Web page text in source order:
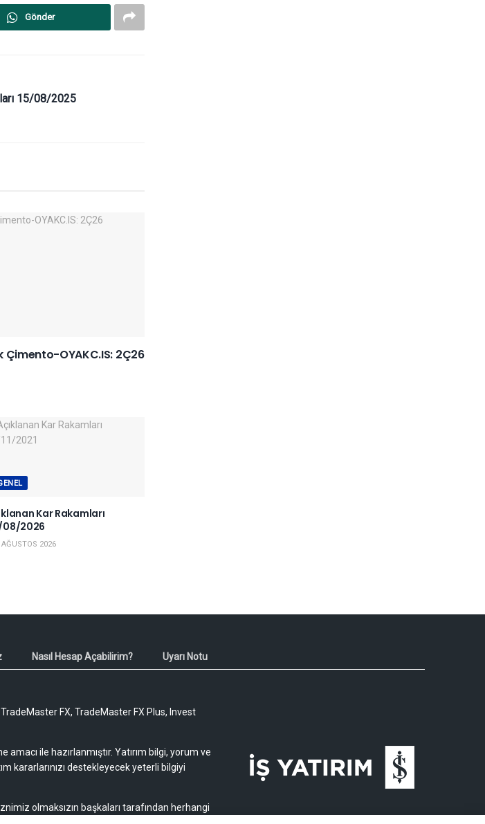
Gönder
15/08/2025
Çimento-OYAKC.IS: 2Ç26
Kar Rakamları
2026
2026
Nasıl Hesap Açabilirim? Uyarı Notu
FX, TradeMaster FX Plus, Invest
ile hazırlanmıştır. Yatırım bilgi, yorum ve
kararlarınızı destekleyecek yeterli bilgiyi
olmaksızın başkaları tarafından herhangi